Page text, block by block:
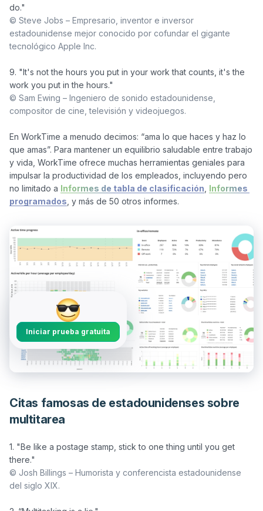
© Steve Jobs – Empresario, inventor e inversor
estadounidense mejor conocido por cofundar el gigante
tecnológico Apple Inc.
9. "It's not the hours you put in your work that counts, it's the
© Sam Ewing – Ingeniero de sonido estadounidense,
compositor de cine, televisión y videojuegos.
En WorkTime a menudo decimos: “ama lo que haces y haz lo
que amas”. Para mantener un equilibrio saludable entre trabajo
y vida, WorkTime ofrece muchas herramientas geniales para
impulsar la productividad de los empleados, incluyendo pero
no limitado a Informes de tabla de clasificación Informes
programados
Iniciar prueba gratuita
Citas famosas de estadounidenses sobre
multitarea
1. "Be like a postage stamp, stick to one thing until you get
© Josh Billings – Humorista y conferencista estadounidense
del siglo XIX.